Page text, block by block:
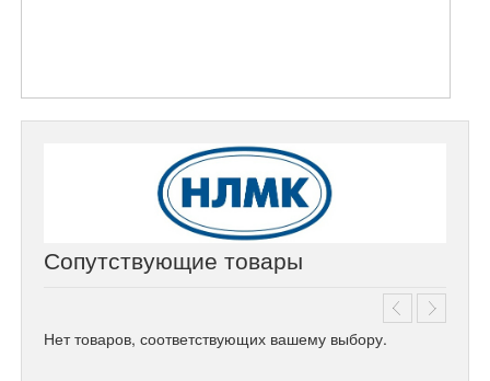
Сопутствующие товары
Нет товаров, соответствующих вашему выбору.